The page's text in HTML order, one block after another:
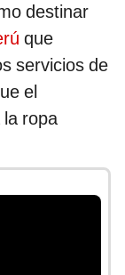
destinar
que
servicios de
el
ropa